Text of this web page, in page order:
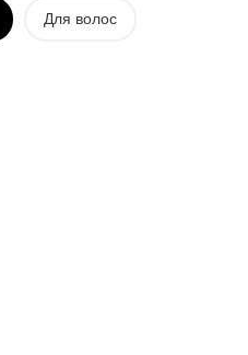
Для волос